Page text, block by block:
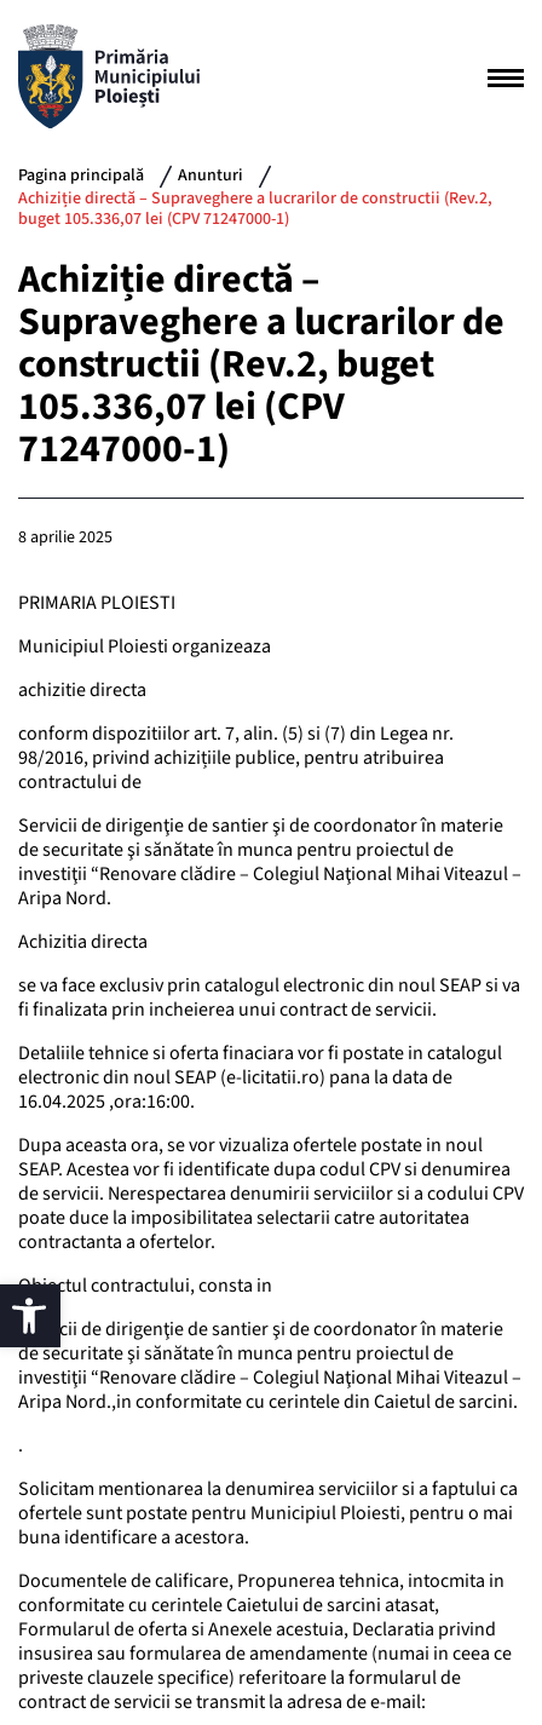
Pagina principală
Anunturi
Achiziție directă – Supraveghere a lucrarilor de constructii (Rev.2,
buget 105.336,07 lei (CPV 71247000-1)
Achiziție directă –
Supraveghere a lucrarilor de
constructii (Rev.2, buget
105.336,07 lei (CPV
71247000-1)
8 aprilie 2025
PRIMARIA PLOIESTI
Municipiul Ploiesti organizeaza
achizitie directa
conform dispozitiilor art. 7, alin. (5) si (7) din Legea nr.
98/2016, privind achizițiile publice, pentru atribuirea
contractului de
Servicii de dirigenţie de santier şi de coordonator în materie
de securitate şi sănătate în munca pentru proiectul de
investiţii “Renovare clădire – Colegiul Naţional Mihai Viteazul –
Aripa Nord.
Achizitia directa
se va face exclusiv prin catalogul electronic din noul SEAP si va
fi finalizata prin incheierea unui contract de servicii.
Detaliile tehnice si oferta finaciara vor fi postate in catalogul
electronic din noul SEAP (e-licitatii.ro) pana la data de
16.04.2025 ,ora:16:00.
Dupa aceasta ora, se vor vizualiza ofertele postate in noul
SEAP. Acestea vor fi identificate dupa codul CPV si denumirea
de servicii. Nerespectarea denumirii serviciilor si a codului CPV
poate duce la imposibilitatea selectarii catre autoritatea
contractanta a ofertelor.
Obiectul contractului, consta in
Servicii de dirigenţie de santier şi de coordonator în materie
de securitate şi sănătate în munca pentru proiectul de
investiţii “Renovare clădire – Colegiul Naţional Mihai Viteazul –
Aripa Nord.,in conformitate cu cerintele din Caietul de sarcini.
.
Solicitam mentionarea la denumirea serviciilor si a faptului ca
ofertele sunt postate pentru Municipiul Ploiesti, pentru o mai
buna identificare a acestora.
Documentele de calificare, Propunerea tehnica, intocmita in
conformitate cu cerintele Caietului de sarcini atasat,
Formularul de oferta si Anexele acestuia, Declaratia privind
insusirea sau formularea de amendamente (numai in ceea ce
priveste clauzele specifice) referitoare la formularul de
contract de servicii se transmit la adresa de e-mail: